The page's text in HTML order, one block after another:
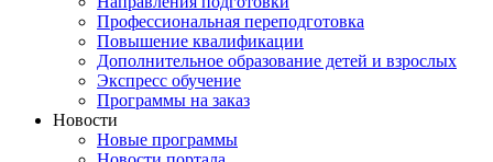
Профессиональная переподготовка
Повышение квалификации
Дополнительное образование детей и взрослых
Экспресс обучение
Программы на заказ
Новости
Новые программы